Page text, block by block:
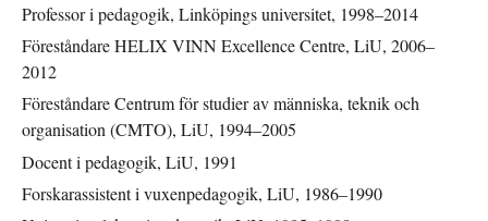
Professor i pedagogik, Linköpings universitet, 1998–2014
Föreståndare HELIX VINN Excellence Centre, LiU, 2006–
2012
Föreståndare Centrum för studier av människa, teknik och
organisation (CMTO), LiU, 1994–2005
Docent i pedagogik, LiU, 1991
Forskarassistent i vuxenpedagogik, LiU, 1986–1990